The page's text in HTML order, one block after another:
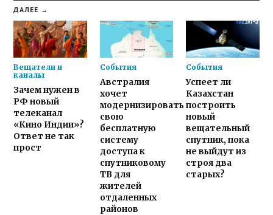
ДАЛЕЕ →
Вещатели и
каналы
Зачем нужен в
РФ новый
телеканал
«Кино Индии»?
Ответ не так
прост
События
Австралия
хочет
модернизировать
свою
бесплатную
систему
доступа к
спутниковому
ТВ для
жителей
отдаленных
районов
События
Успеет ли
Казахстан
построить
новый
вещательный
спутник, пока
не выйдут из
строя два
старых?